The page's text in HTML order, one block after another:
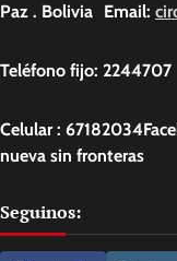
Paz . Bolivia Email:
Teléfono fijo: 2244707
Celular :
nueva sin fronteras
Seguinos: